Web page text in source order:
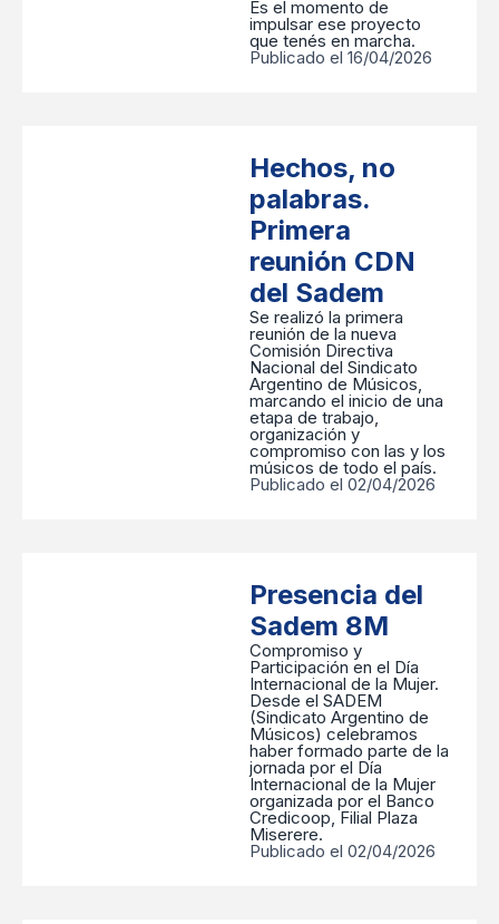
Es el momento de
impulsar ese proyecto
que tenés en marcha.
Publicado el 16/04/2026
Hechos, no
palabras.
Primera
reunión CDN
del Sadem
Se realizó la primera
reunión de la nueva
Comisión Directiva
Nacional del Sindicato
Argentino de Músicos,
marcando el inicio de una
etapa de trabajo,
organización y
compromiso con las y los
músicos de todo el país.
Publicado el 02/04/2026
Presencia del
Sadem 8M
Compromiso y
Participación en el Día
Internacional de la Mujer.
Desde el SADEM
(Sindicato Argentino de
Músicos) celebramos
haber formado parte de la
jornada por el Día
Internacional de la Mujer
organizada por el Banco
Credicoop, Filial Plaza
Miserere.
Publicado el 02/04/2026